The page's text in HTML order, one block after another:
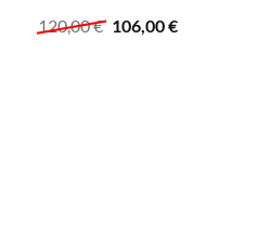
120,00€ Ursprünglicher
106,00€Aktueller